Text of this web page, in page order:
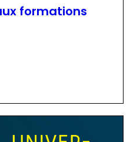
formations